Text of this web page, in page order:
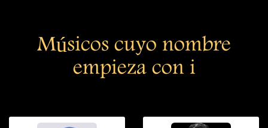
Músicos cuyo nombre
empieza con i